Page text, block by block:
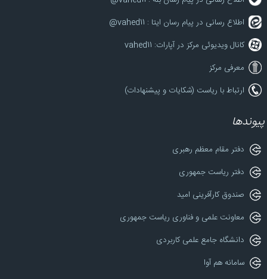
اطلاع رسانی در پیام رسان ایتا : vahed11@
کانال ویدیوئی مرکز در آپارات: vahed11
معرفی مرکز
ارتباط با ریاست (شکایات و پیشنهادات)
پیوندها
دفتر مقام معظم رهبری
دفتر ریاست جمهوری
صندوق کارآفرینی امید
معاونت علمی و فناوری ریاست جمهوری
دانشگاه جامع علمی کاربردی
سامانه هم آوا